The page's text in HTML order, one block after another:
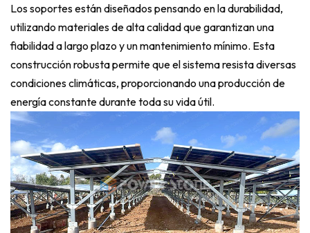
Los soportes están diseñados pensando en la durabilidad,
utilizando materiales de alta calidad que garantizan una
fiabilidad a largo plazo y un mantenimiento mínimo. Esta
construcción robusta permite que el sistema resista diversas
condiciones climáticas, proporcionando una producción de
energía constante durante toda su vida útil.